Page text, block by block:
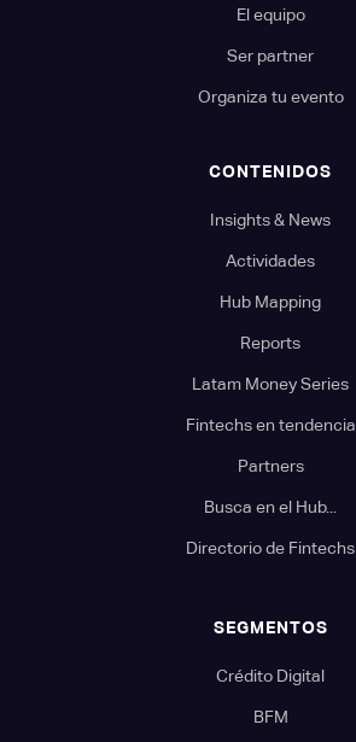
El equipo
Ser partner
Organiza tu evento
CONTENIDOS
Insights & News
Actividades
Hub Mapping
Reports
Latam Money Series
Fintechs en tendencia
Partners
Busca en el Hub...
Directorio de Fintechs
SEGMENTOS
Crédito Digital
BFM